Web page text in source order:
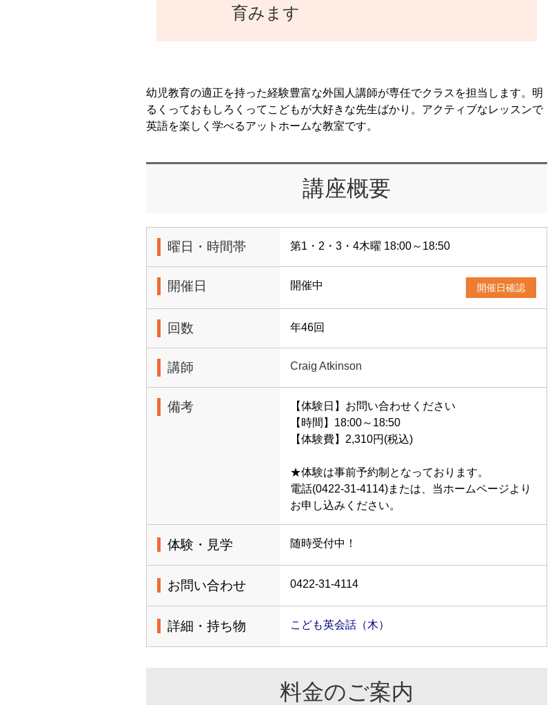
育みます
幼児教育の適正を持った経験豊富な外国人講師が専任でクラスを担当します。明
るくっておもしろくってこどもが大好きな先生ばかり。アクティブなレッスンで
英語を楽しく学べるアットホームな教室です。
講座概要
曜日・時間帯 第1・2・3・4木曜 18:00～18:50
開催日 開催中 開催日確認
回数 年46回
講師 Craig Atkinson
備考
【体験日】お問い合わせください
【時間】18:00～18:50
【体験費】2,310円(税込)
★体験は事前予約制となっております。
電話(0422-31-4114)または、当ホームページより
お申し込みください。
体験・見学 随時受付中！
お問い合わせ 0422-31-4114
詳細・持ち物 こども英会話（木）
料金のご案内